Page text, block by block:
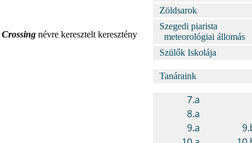
Crossing névre keresztelt keresztény
Zöldsarok
Szegedi piarista
meteorológiai állomás
Szülők Iskolája
Tanáraink